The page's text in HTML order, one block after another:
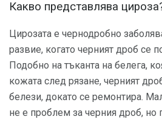
Какво представлява
Цирозата е чернодробно
развие, когато черният дроб се
Подобно на тъканта на белега,
кожата след рязане, черният
белези, докато се ремонтира.
не е проблем за черния дроб, но